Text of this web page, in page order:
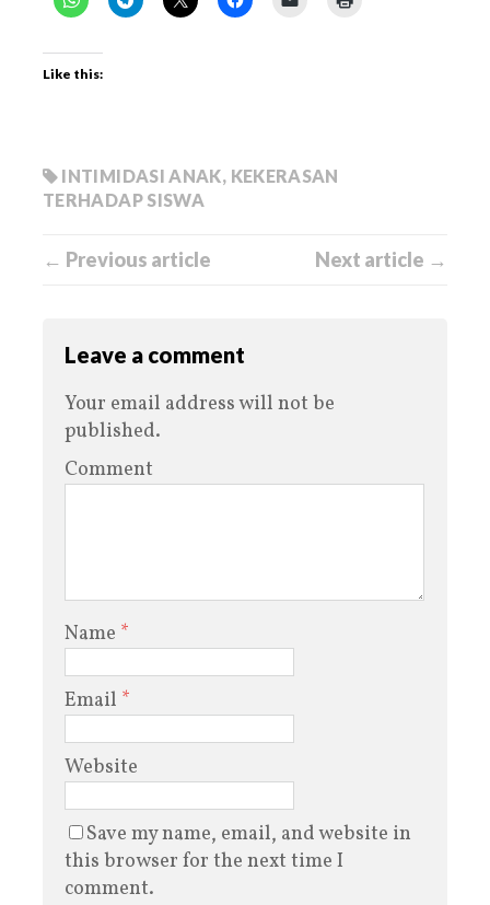
Like this:
INTIMIDASI ANAK, KEKERASAN
TERHADAP SISWA
← Previous article Next article →
Leave a comment
Your email address will not be
published.
Comment
Name *
Email *
Website
Save my name, email, and website in
this browser for the next time I
comment.